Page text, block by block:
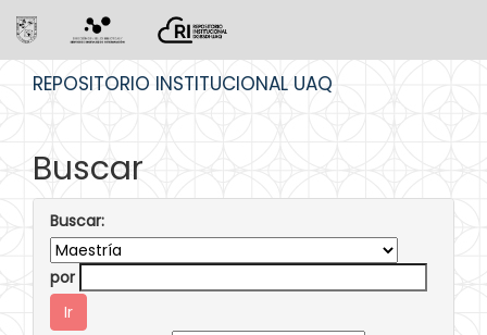
REPOSITORIO INSTITUCIONAL UAQ
Buscar
Buscar:
por